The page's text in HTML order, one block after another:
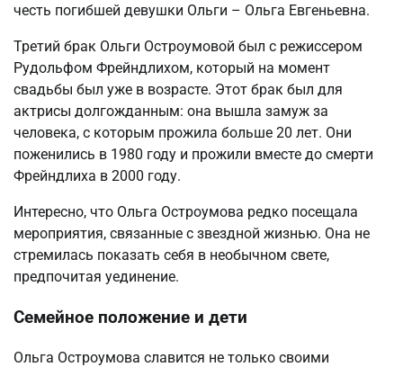
честь погибшей девушки Ольги – Ольга Евгеньевна.
Третий брак Ольги Остроумовой был с режиссером
Рудольфом Фрейндлихом, который на момент
свадьбы был уже в возрасте. Этот брак был для
актрисы долгожданным: она вышла замуж за
человека, с которым прожила больше 20 лет. Они
поженились в 1980 году и прожили вместе до смерти
Фрейндлиха в 2000 году.
Интересно, что Ольга Остроумова редко посещала
мероприятия, связанные с звездной жизнью. Она не
стремилась показать себя в необычном свете,
предпочитая уединение.
Семейное положение и дети
Ольга Остроумова славится не только своими